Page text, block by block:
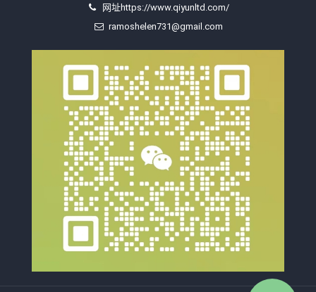
网址https://www.qiyunltd.com/
ramoshelen731@gmail.com